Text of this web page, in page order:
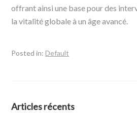
offrant ainsi une base pour des
la vitalité globale à un âge avancé.
Posted in:Default
Articles récents